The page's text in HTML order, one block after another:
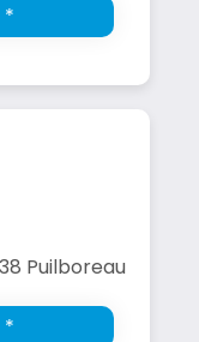
*
Puilboreau
*